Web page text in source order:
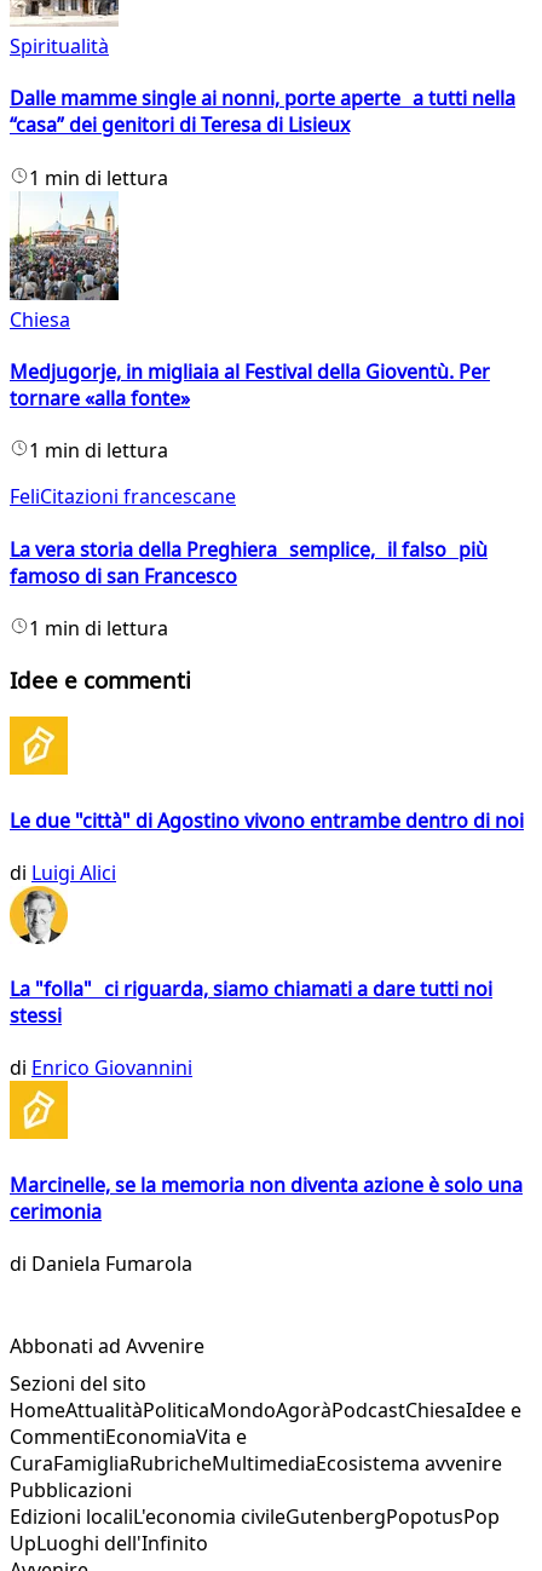
Spiritualità
Dalle mamme single ai nonni, porte aperte a tutti nella
“casa” dei genitori di Teresa di Lisieux
1 min di lettura
Chiesa
Medjugorje, in migliaia al Festival della Gioventù. Per
tornare «alla fonte»
1 min di lettura
FeliCitazioni francescane
La vera storia della Preghiera semplice, il falso più
famoso di san Francesco
1 min di lettura
Idee e commenti
Le due "città" di Agostino vivono entrambe dentro di noi
di Luigi Alici
La "folla" ci riguarda, siamo chiamati a dare tutti noi
stessi
di Enrico Giovannini
Marcinelle, se la memoria non diventa azione è solo una
cerimonia
di Daniela Fumarola
Abbonati ad Avvenire
Sezioni del sito
HomeAttualitàPoliticaMondoAgoràPodcastChiesaIdee e
CommentiEconomiaVita e
CuraFamigliaRubricheMultimediaEcosistema avvenire
Pubblicazioni
Edizioni localiL'economia civileGutenbergPopotusPop
UpLuoghi dell'Infinito